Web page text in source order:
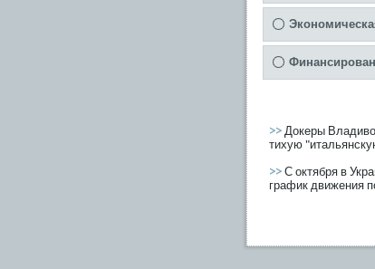
>> Докеры
тихую
>> С октября в
график движения